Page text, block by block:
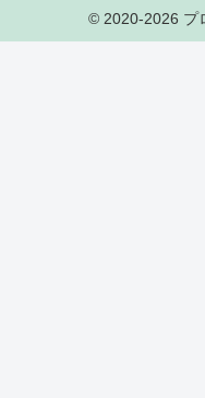
© 2020-2026 プ